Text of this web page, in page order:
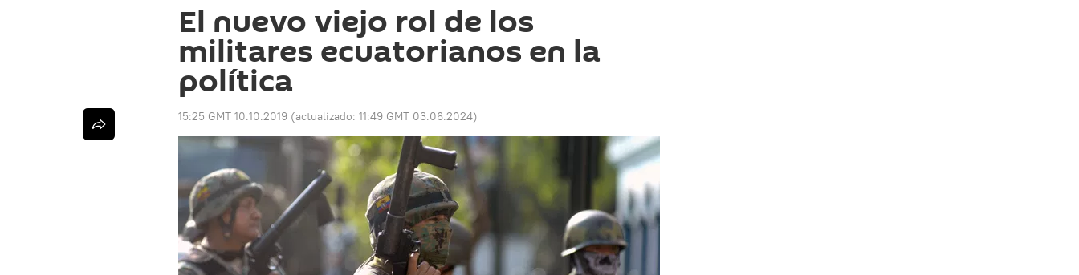
El nuevo viejo rol de los
militares ecuatorianos en la
política
15:25 GMT 10.10.2019 (actualizado: 11:49 GMT 03.06.2024)